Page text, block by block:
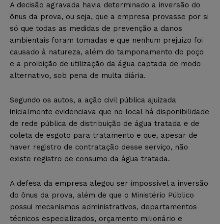
A decisão agravada havia determinado a inversão do
ônus da prova, ou seja, que a empresa provasse por si
só que todas as medidas de prevenção a danos
ambientais foram tomadas e que nenhum prejuízo foi
causado à natureza, além do tamponamento do poço
e a proibição de utilização da água captada de modo
alternativo, sob pena de multa diária.
Segundo os autos, a ação civil pública ajuizada
inicialmente evidenciava que no local há disponibilidade
de rede pública de distribuição de água tratada e de
coleta de esgoto para tratamento e que, apesar de
haver registro de contratação desse serviço, não
existe registro de consumo da água tratada.
A defesa da empresa alegou ser impossível a inversão
do ônus da prova, além de que o Ministério Público
possui mecanismos administrativos, departamentos
técnicos especializados, orçamento milionário e